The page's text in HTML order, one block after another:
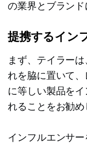
の業界とブランド
提携するイン
まず、テイラー
れを脇に置いて
に等しい製品を
れることをお勧め
インフルエンサ